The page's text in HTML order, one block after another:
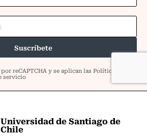
Universidad de Santiago de
Chile